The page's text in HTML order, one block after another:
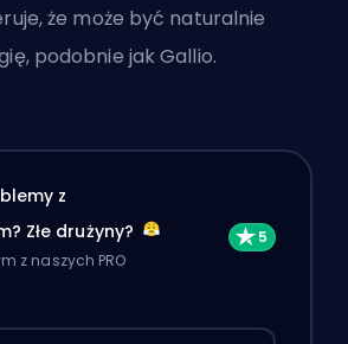
że może być naturalnie
podobnie jak Gallio.
z
Złe drużyny?
z naszych PRO